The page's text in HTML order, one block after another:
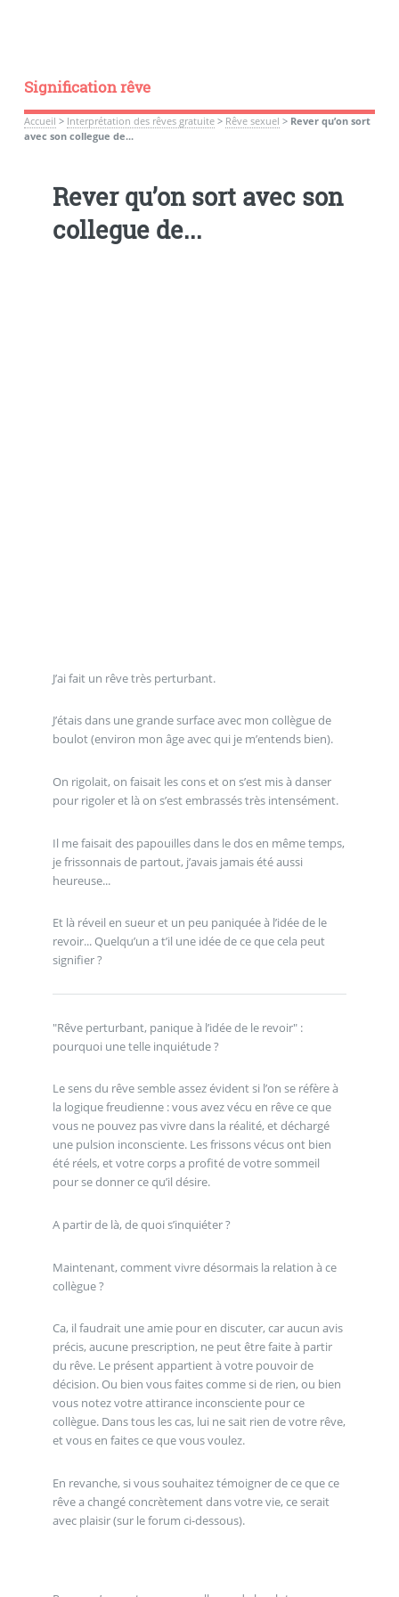
Signification rêve
Accueil > Interprétation des rêves gratuite> Rêve sexuel > Rever qu’on sort
avec son collegue de...
Rever qu’on sort avec son
collegue de...
J’ai fait un rêve très perturbant.
J’étais dans une grande surface avec mon collègue de
boulot (environ mon âge avec qui je m’entends bien).
On rigolait, on faisait les cons et on s’est mis à danser
pour rigoler et là on s’est embrassés très intensément.
Il me faisait des papouilles dans le dos en même temps,
je frissonnais de partout, j’avais jamais été aussi
heureuse...
Et là réveil en sueur et un peu paniquée à l’idée de le
revoir... Quelqu’un a t’il une idée de ce que cela peut
signifier ?
"Rêve perturbant, panique à l’idée de le revoir" :
pourquoi une telle inquiétude ?
Le sens du rêve semble assez évident si l’on se réfère à
la logique freudienne : vous avez vécu en rêve ce que
vous ne pouvez pas vivre dans la réalité, et déchargé
une pulsion inconsciente. Les frissons vécus ont bien
été réels, et votre corps a profité de votre sommeil
pour se donner ce qu’il désire.
A partir de là, de quoi s’inquiéter ?
Maintenant, comment vivre désormais la relation à ce
collègue ?
Ca, il faudrait une amie pour en discuter, car aucun avis
précis, aucune prescription, ne peut être faite à partir
du rêve. Le présent appartient à votre pouvoir de
décision. Ou bien vous faites comme si de rien, ou bien
vous notez votre attirance inconsciente pour ce
collègue. Dans tous les cas, lui ne sait rien de votre rêve,
et vous en faites ce que vous voulez.
En revanche, si vous souhaitez témoigner de ce que ce
rêve a changé concrètement dans votre vie, ce serait
avec plaisir (sur le forum ci-dessous).